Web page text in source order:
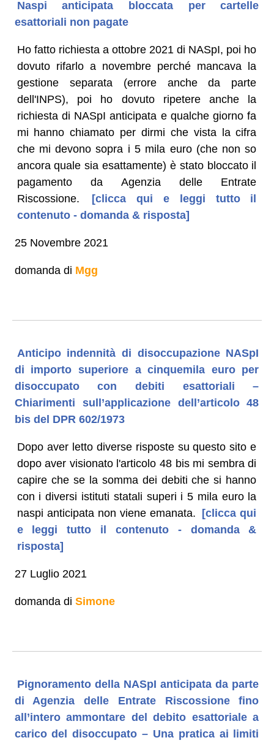
Naspi anticipata bloccata per cartelle
esattoriali non pagate
Ho fatto richiesta a ottobre 2021 di NASpI, poi ho
dovuto rifarlo a novembre perché mancava la
gestione separata (errore anche da parte
dell'INPS), poi ho dovuto ripetere anche la
richiesta di NASpI anticipata e qualche giorno fa
mi hanno chiamato per dirmi che vista la cifra
che mi devono sopra i 5 mila euro (che non so
ancora quale sia esattamente) è stato bloccato il
pagamento da Agenzia delle Entrate
Riscossione.
[clicca qui e leggi tutto il
contenuto - domanda & risposta]
25 Novembre 2021
domanda di Mgg
Anticipo indennità di disoccupazione NASpI
di importo superiore a cinquemila euro per
disoccupato con debiti esattoriali –
Chiarimenti sull’applicazione dell’articolo 48
bis del DPR 602/1973
Dopo aver letto diverse risposte su questo sito e
dopo aver visionato l'articolo 48 bis mi sembra di
capire che se la somma dei debiti che si hanno
con i diversi istituti statali superi i 5 mila euro la
naspi anticipata non viene emanata. [clicca qui
e leggi tutto il contenuto - domanda &
risposta]
27 Luglio 2021
domanda di Simone
Pignoramento della NASpI anticipata da parte
di Agenzia delle Entrate Riscossione fino
all’intero ammontare del debito esattoriale a
carico del disoccupato – Una pratica ai limiti